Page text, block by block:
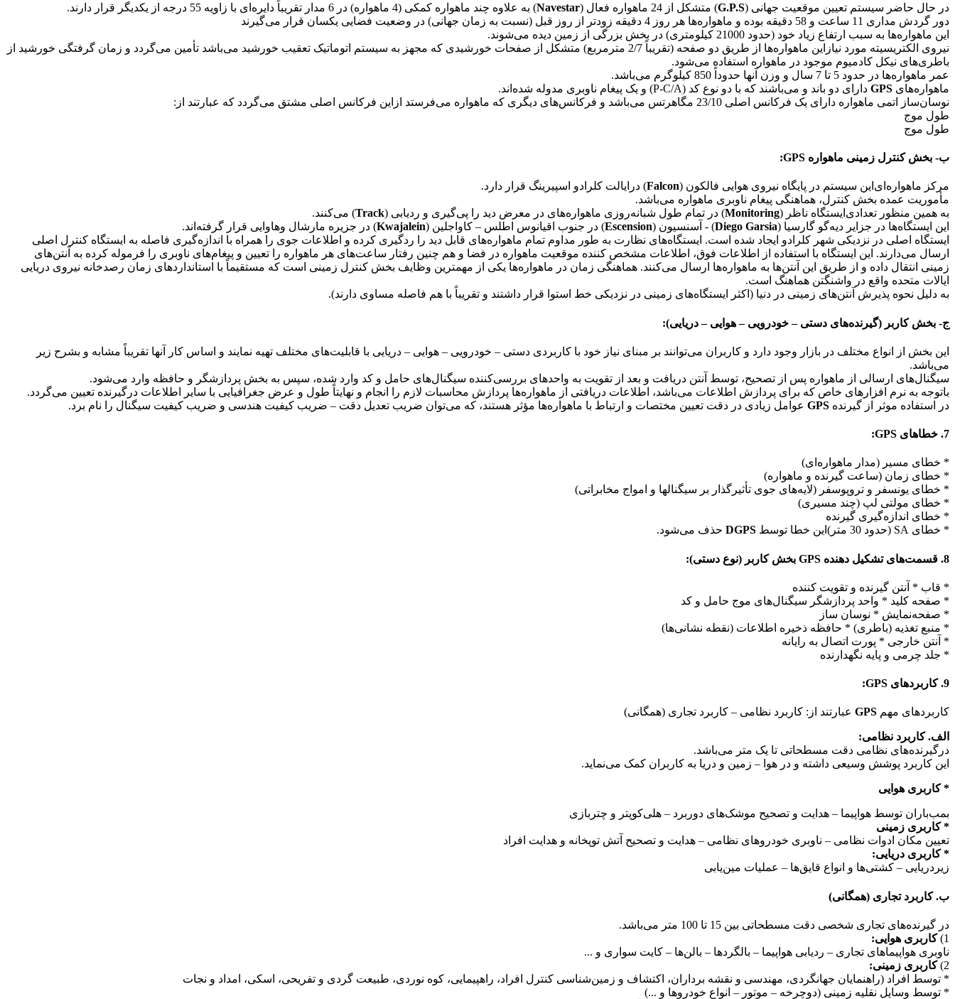
در حال حاضر سیستم تعیین موقعیت جهانی (G.P.S) متشکل از 24 ماهواره فعال ( Navestar) به علاوه چند ماهواره کمکی (4 ماهواره) در 6 مدار تقریباً دایره‌ای با زاویه 55 درجه از یکدیگر قرار دارند.
دور گردش مداری 11 ساعت و 58 دقیقه بوده و ماهواره‌ها هر روز 4 دقیقه زودتر از روز قبل (نسبت به زمان جهانی) در وضعیت فضایی یکسان قرار می‌گیرند
این ماهواره‌ها به سبب ارتفاع زیاد خود (حدود 21000 کیلومتری) در بخش بزرگی از زمین دیده می‌شوند.
نیروی الکتریسیته مورد نیاز‌این ماهواره‌ها از طریق دو صفحه (تقریباً 2/7 مترمربع) متشکل از صفحات خورشیدی که مجهز به سیستم اتوماتیک تعقیب خورشید می‌باشد تأمین می‌گردد و زمان گرفتگی خورشید از
باطری‌های نیکل کادمیوم موجود در ماهواره استفاده می‌شود.
عمر ماهواره‌ها در حدود 5 تا 7 سال و وزن آنها حدوداً 850 کیلوگرم می‌باشد.
ماهواره‌های GPS دارای دو باند و می‌باشند که با دو نوع کد (P-C/A) و یک پیغام ناوبری مدوله شده‌اند.
نوسان‌ساز اتمی ماهواره دارای یک فرکانس اصلی 23/10 مگاهرتس می‌باشد و فرکانس‌های دیگری که ماهواره می‌فرستد از‌این فرکانس اصلی مشتق می‌گردد که عبارتند از:
طول موج
طول موج
ب- بخش کنترل زمینی ماهواره GPS:
مرکز ماهواره‌ای‌این سیستم در پایگاه نیروی هوایی فالکون (Falcon) در‌ایالت کلرادو اسپیرینگ قرار دارد.
مأموریت عمده بخش کنترل، هماهنگی پیغام ناوبری ماهواره می‌باشد.
به همین منظور تعدادی‌ایستگاه ناظر (Monitoring) در تمام طول شبانه‌روزی ماهواره‌های در معرض دید را پی‌گیری و ردیابی (Track) می‌کنند.
این ‌ایستگاه‌ها در جزایر دیه‌گو گارسیا (Diego Garsia) - آسنسیون (Escension) در جنوب اقیانوس اطلس – کاواجلین (Kwajalein) در جزیره مارشال و‌هاوایی قرار گرفته‌اند.
ایستگاه اصلی در نزدیکی شهر کلرادو ‌ایجاد شده است. ‌ایستگاه‌های نظارت به طور مداوم تمام ماهواره‌های قابل دید را ردگیری کرده و اطلاعات جوی را همراه با اندازه‌گیری فاصله به ‌ایستگاه کنترل اصلی
ارسال می‌دارند. ‌این ‌ایستگاه با استفاده از اطلاعات فوق، اطلاعات مشخص کننده موقعیت ماهواره در فضا و هم چنین رفتار ساعت‌های هر ماهواره را تعیین و پیغام‌های ناوبری را فرموله کرده به آنتن‌های
زمینی انتقال داده و از طریق ‌این آنتن‌ها به ماهواره‌ها ارسال می‌کنند. هماهنگی زمان در ماهواره‌ها یکی از مهمترین وظایف بخش کنترل زمینی است که مستقیماً با استانداردهای زمان رصدخانه نیروی دریایی
‌ایالات متحده واقع در واشنگتن هماهنگ است.
به دلیل نحوه پذیرش آنتن‌های زمینی در دنیا (اکثر‌ ایستگاه‌های زمینی در نزدیکی خط استوا قرار داشتند و تقریباً با هم فاصله مساوی دارند).
ج- بخش کاربر (گیرنده‌های دستی – خودرویی – هوایی – دریایی):
این بخش از انواع مختلف در بازار وجود دارد و کاربران می‌توانند بر مبنای نیاز خود با کاربردی دستی – خودرویی – هوایی – دریایی با قابلیت‌های مختلف تهیه‌ نمایند و اساس کار آنها تقریباً مشابه و بشرح زیر
می‌باشد.
سیگنال‌های ارسالی از ماهواره پس از تصحیح، توسط آنتن دریافت و بعد از تقویت به واحدهای بررسی‌کننده سیگنال‌های حامل و کد وارد شده، سپس به بخش پردازشگر و حافظه وارد می‌شود.
باتوجه به نرم افزارهای خاص که برای پردازش اطلاعات می‌باشد، اطلاعات دریافتی از ماهواره‌ها پردازش محاسبات لازم را انجام و نهایتاً طول و عرض جغرافیایی با سایر اطلاعات درگیرنده تعیین می‌گردد.
در استفاده موثر از گیرنده GPS عوامل زیادی در دقت تعیین مختصات و ارتباط با ماهواره‌ها مؤثر هستند، که می‌توان ضریب تعدیل دقت – ضریب کیفیت هندسی و ضریب کیفیت سیگنال را نام برد.
7. خطاهای GPS:
* خطای مسیر (مدار ماهواره‌ای)
* خطای زمان (ساعت گیرنده و ماهواره)
* خطای یونسفر و تروپوسفر (لایه‌های جوی تأثیرگذار بر سیگنالها و امواج مخابراتی)
* خطای مولتی لپ (چند مسیری)
* خطای اندازه‌گیری گیرنده
* خطای SA (حدود 30 متر)‌این خطا توسط
DGPS حذف می‌شود.
8. قسمت‌های تشکیل دهنده GPS بخش کاربر (نوع دستی):
* قاب * آنتن گیرنده و تقویت کننده
* صفحه کلید * واحد پردازشگر سیگنال‌های موج حامل و کد
* صفحه‌نمایش * نوسان ساز
* منبع تغذیه (باطری) * حافظه ذخیره اطلاعات (نقطه نشانی‌ها)
* آنتن خارجی * پورت اتصال به رایانه
* جلد چرمی و پایه نگهدارنده
9. کاربردهای GPS:
کاربردهای مهم عبارتند از: کاربرد نظامی – کاربرد تجاری (همگانی)
الف. کاربرد نظامی:
درگیرنده‌های نظامی دقت مسطحاتی تا یک متر می‌باشد.
این کاربرد پوشش وسیعی داشته و در هوا – زمین و دریا به کاربران کمک می‌نماید.
* کاربری هوایی
بمب‌باران توسط هواپیما – هدایت و تصحیح موشک‌های دوربرد – هلی‌کوپتر و چتربازی
* کاربری زمینی
تعیین مکان ادوات نظامی – ناوبری خودروهای نظامی – هدایت و تصحیح آتش توپخانه و هدایت افراد
* کاربری دریایی:
زیردریایی – کشتی‌ها و انواع قایق‌ها – عملیات مین‌یابی
ب. کاربرد تجاری (همگانی)
در گیرنده‌های تجاری شخصی دقت مسطحاتی بین 15 تا 100 متر می‌باشد.
1) کاربری هوایی:
ناوبری هواپیماهای تجاری – ردیابی هواپیما – بالگردها – بالن‌ها – کایت سواری و ...
2) کاربری زمینی:
* توسط افراد (راهنمایان جهانگردی، مهندسی و نقشه برداران، اکتشاف و زمین‌شناسی کنترل افراد، راهپیمایی، کوه نوردی، طبیعت گردی و تفریحی، اسکی، امداد و نجات
* توسط وسایل نقلیه زمینی (دوچرخه – موتور – انواع خودروها و ...)